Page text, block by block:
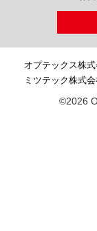
オプテックス株
ミツテック株式
©2026